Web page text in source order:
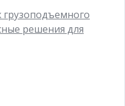
решения для